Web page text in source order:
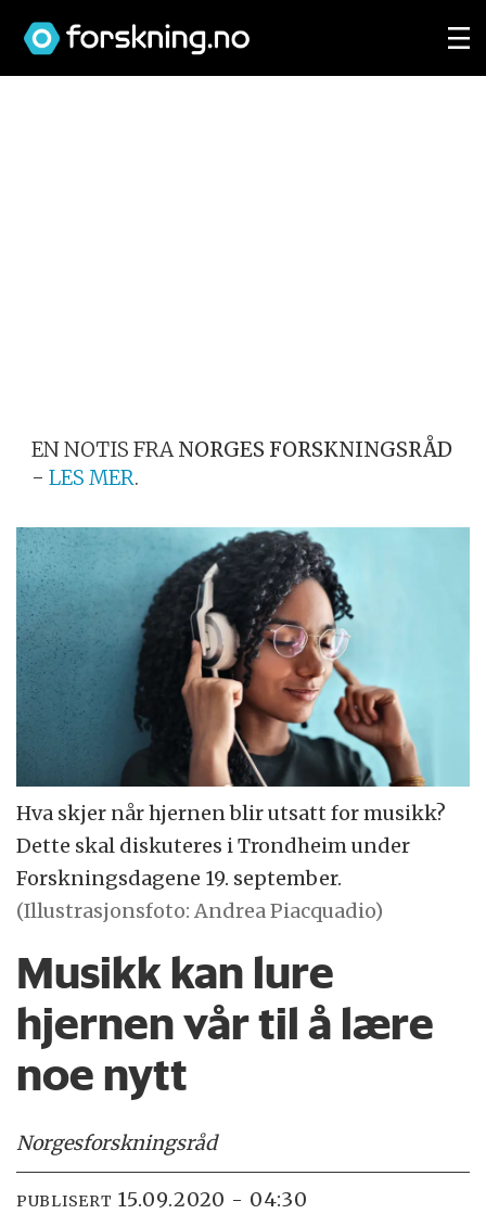
EN NOTIS FRANORGES FORSKNINGSRÅD
-LES MER.
Hva skjer når hjernen blir utsatt for musikk?
Dette skal diskuteres i Trondheim under
Forskningsdagene 19. september.
(Illustrasjonsfoto: Andrea Piacquadio)
Musikk kan lure
hjernen vår til å lære
noe nytt
Norgesforskningsråd
PUBLISERT 15.09.2020 - 04:30